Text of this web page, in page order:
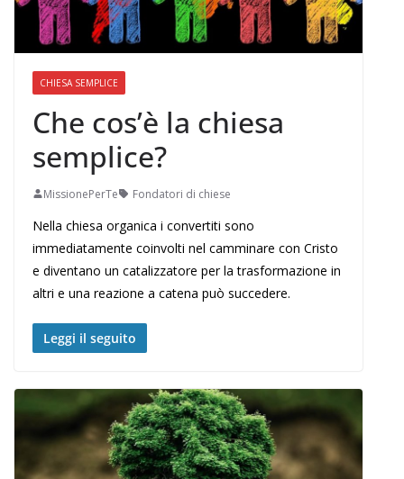
CHIESA SEMPLICE
Che cos’è la chiesa
semplice?
MissionePerTe Fondatori di chiese
Nella chiesa organica i convertiti sono
immediatamente coinvolti nel camminare con Cristo
e diventano un catalizzatore per la trasformazione in
altri e una reazione a catena può succedere.
Leggi il seguito